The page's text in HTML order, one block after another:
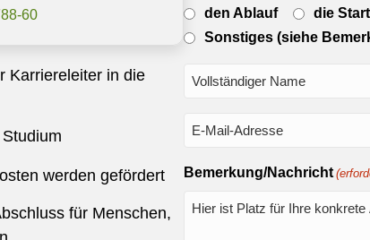
60
Karriereleiter in die
werden gefördert
für Menschen,
Gewünschte
Information
den Ablauf die
Sonstiges (siehe
Name
E-
(erforderlich)
Bemerkung/Nachricht